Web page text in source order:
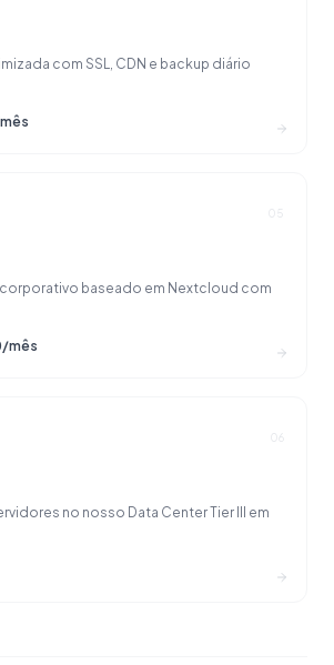
com SSL, CDN e backup diário
05
baseado em Nextcloud com
mês
06
no nosso Data Center Tier III em